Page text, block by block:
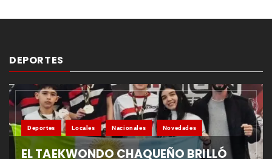
DEPORTES
Deportes Locales Nacionales Novedades
EL TAEKWONDO CHAQUEÑO BRILLÓ